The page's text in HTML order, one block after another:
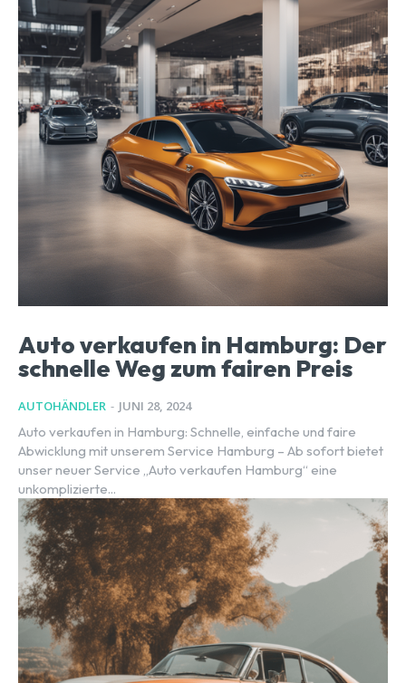
Auto verkaufen in Hamburg: Der
schnelle Weg zum fairen Preis
AUTOHÄNDLER - JUNI 28, 2024
Auto verkaufen in Hamburg: Schnelle, einfache und faire
Abwicklung mit unserem Service Hamburg – Ab sofort bietet
unser neuer Service „Auto verkaufen Hamburg“ eine
unkomplizierte...